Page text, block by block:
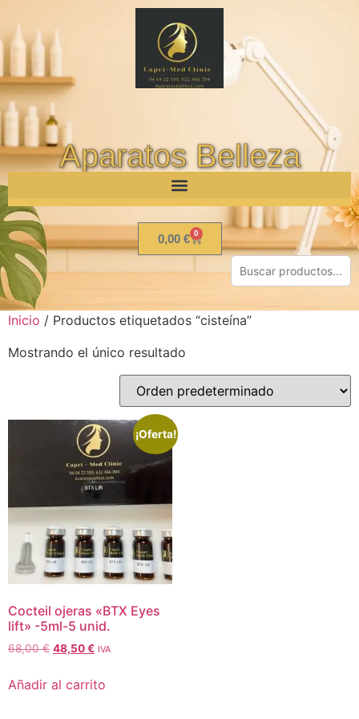
Aparatos Belleza
0,00 € 0
Inicio / Productos etiquetados “cisteína”
Mostrando el único resultado
¡Oferta!
Cocteil ojeras «BTX Eyes
lift» -5ml-5 unid.
68,00€ 48,50€ IVA
Añadir al carrito